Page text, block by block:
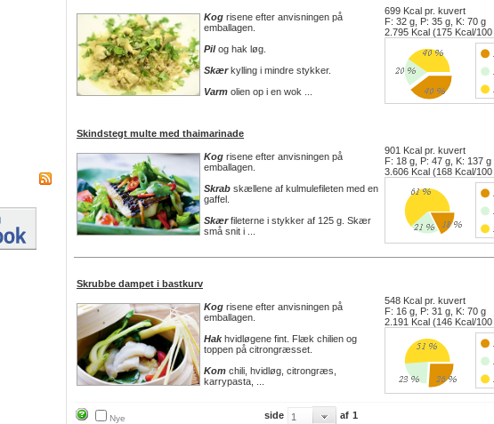
Kog risene efter anvisningen på
emballagen.
Pilog hak løg.
Skærkylling i mindre stykker.
Varm olien op i en wok ...
699 Kcal pr. kuvert
F: 32 g, P: 35 g, K: 70 g
2.795 Kcal (175 Kcal/100
Skindstegt multe med thaimarinade
Kog risene efter anvisningen på
emballagen.
Skrab skællene af kulmulefileten med en
gaffel.
Skærfileterne i stykker af 125 g. Skær
små snit i ...
901 Kcal pr. kuvert
F: 18 g, P: 47 g, K: 137 g
3.606 Kcal (168 Kcal/100
Skrubbe dampet i bastkurv
Kog risene efter anvisningen på
emballagen.
Hakhvidløgene fint. Flæk chilien og
toppen på citrongræsset.
Kom chili, hvidløg, citrongræs,
karrypasta, ...
548 Kcal pr. kuvert
F: 16 g, P: 31 g, K: 70 g
2.191 Kcal (146 Kcal/100
Nye side af 1